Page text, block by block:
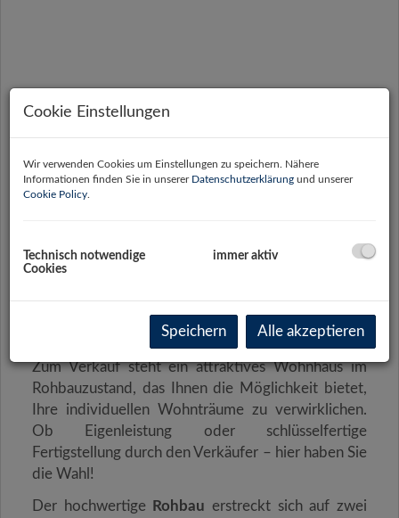
Zum Verkauf steht ein attraktives Wohnhaus im
Rohbauzustand, das Ihnen die Möglichkeit bietet,
Ihre individuellen Wohnträume zu verwirklichen.
Ob Eigenleistung oder schlüsselfertige
Fertigstellung durch den Verkäufer – hier haben Sie
die Wahl!
Der hochwertige Rohbau erstreckt sich auf zwei
Cookie Einstellungen
Wir verwenden Cookies um Einstellungen zu speichern. Nähere
Informationen finden Sie in unserer Datenschutzerklärung und unserer
Cookie Policy
Technisch notwendige
Cookies
immer aktiv
Speichern Alle akzeptieren